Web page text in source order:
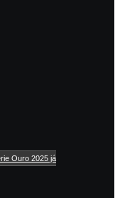
Ouro 2025 já